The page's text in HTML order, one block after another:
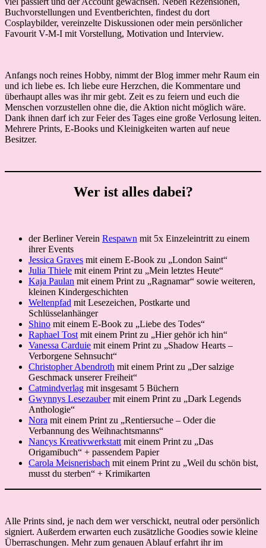
Buchvorstellungen und Eventberichten, findest du dort
Cosplaybilder, vereinzelte Diskussionen oder mein persönlicher
Favourit V-M-I mit Vorstellung, Motivation und Interview.
Anfangs noch reines Hobby, nimmt der Blog immer mehr Raum ein
und ich liebe es. Ich liebe eure Herzchen, die Kommentare und
überhaupt alles was ihr mir gebt. Zeit es zu feiern und euch die
Menschen vorzustellen ohne die, die Aktion nicht möglich wäre.
Dank ihnen darf ich zur Feier des Tages eine große Verlosung leiten.
Mehrere Prints, E-Books und Kleinigkeiten warten auf neue
Besitzer.
Wer ist alles dabei?
der Berliner Verein Respawn mit 5x Einzeleintritt zu einem
ihrer Events
Jessica Graves mit einem E-Book zu „London Saint“
Julia Thiele mit einem Print zu „Mein letztes Heute“
Kaja Paulan mit einem Print zu „Ragnamar“ sowie weiteren,
kleinen Kindergeschichten
Weltenpfad mit Lesezeichen, Postkarte und
Schlüsselanhänger
Shino mit einem E-Book zu „Liebe des Todes“
Raphael Tost mit einem Print zu „Hier gehör ich hin“
Vanessa Carduie mit einem Print zu „Shadow Hearts –
Verborgene Sehnsucht“
Christopher Abendroth mit einem Print zu „Der salzige
Geschmack unserer Freiheit“
Catmindverlag mit insgesamt 5 Büchern
Gwynnys Lesezaubermit einem Print zu „Dark Legends
Anthologie“
Nora mit einem Print zu „Rentiersuche – Oder die
Verbannung des Weihnachtsmanns“
Nancys Kreativwerkstatt mit einem Print zu „Das
Origamibuch“ + passendem Papier
Carola Meisnerisbach mit einem Print zu „Weil du schön bist,
musst du sterben“ + Krimikarten
Alle Prints sind, je nach dem wer verschickt, neutral oder persönlich
signiert. Außerdem erwarten euch zusätzliche Goodies sowie kleine
Überraschungen. Mehr zum genauen Ablauf erfahrt ihr im